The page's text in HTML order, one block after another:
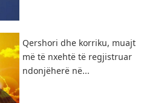
Qershori dhe korriku, muajt
më të nxehtë të regjistruar
ndonjëherë në...